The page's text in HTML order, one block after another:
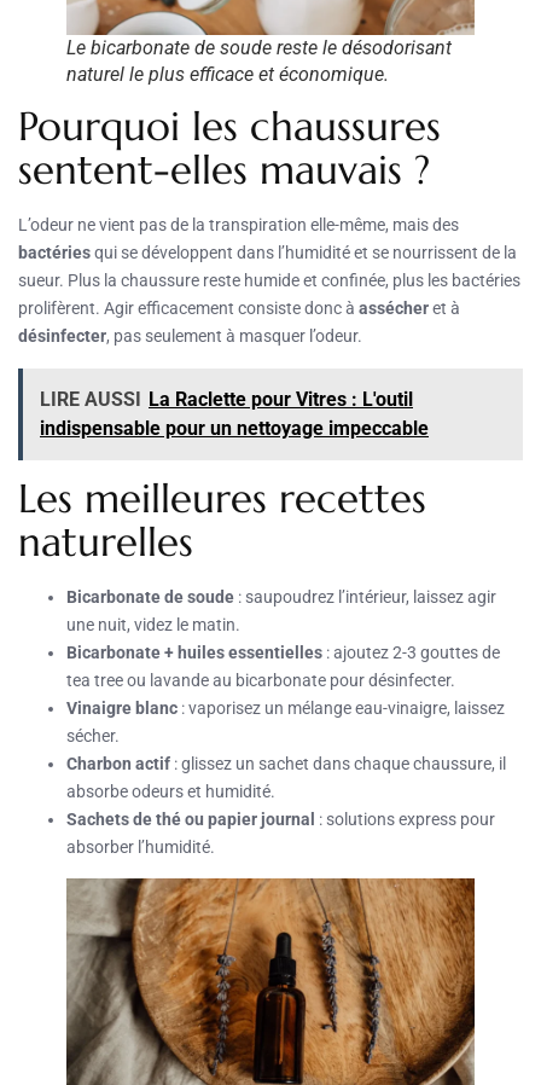
Le bicarbonate de soude reste le désodorisant
naturel le plus efficace et économique.
Pourquoi les chaussures
sentent-elles mauvais ?
L’odeur ne vient pas de la transpiration elle-même, mais des
bactériesqui se développent dans l’humidité et se nourrissent de la
sueur. Plus la chaussure reste humide et confinée, plus les bactéries
prolifèrent. Agir efficacement consiste donc à assécheret à
désinfecter, pas seulement à masquer l’odeur.
LIRE AUSSI La Raclette pour Vitres : L'outil
indispensable pour un nettoyage impeccable
Les meilleures recettes
naturelles
Bicarbonate de soude : saupoudrez l’intérieur, laissez agir
une nuit, videz le matin.
Bicarbonate + huiles essentielles : ajoutez 2-3 gouttes de
tea tree ou lavande au bicarbonate pour désinfecter.
Vinaigre blanc : vaporisez un mélange eau-vinaigre, laissez
sécher.
Charbon actif : glissez un sachet dans chaque chaussure, il
absorbe odeurs et humidité.
Sachets de thé ou papier journal : solutions express pour
absorber l’humidité.